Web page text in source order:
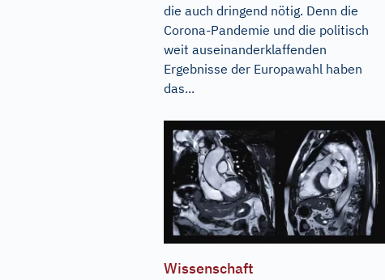
die auch dringend nötig. Denn die
Corona-Pandemie und die politisch
weit auseinanderklaffenden
Ergebnisse der Europawahl haben
das...
Wissenschaft